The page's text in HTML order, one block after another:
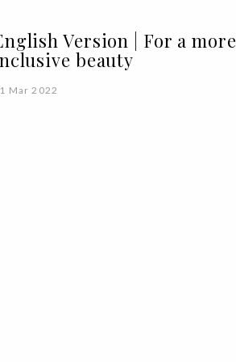
Version | For a more
beauty
Mar 2022